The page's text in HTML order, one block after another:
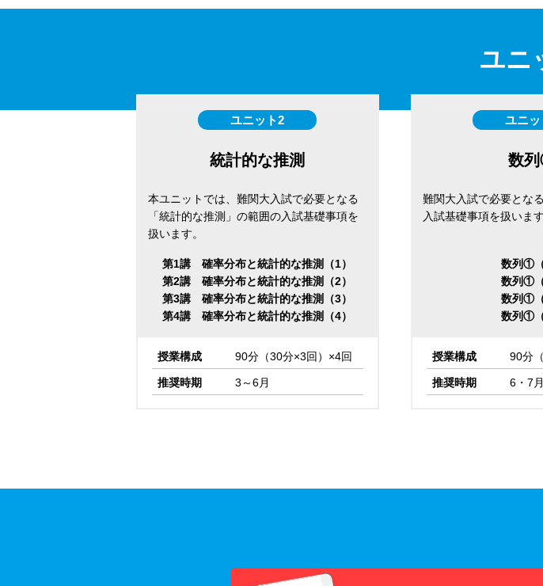
ユニ
ユニット2
統計的な推測
本ユニットでは、難関大入試で必要となる
「統計的な推測」の範囲の入試基礎事項を
扱います。
第1講 確率分布と統計的な推測（1）
第2講 確率分布と統計的な推測（2）
第3講 確率分布と統計的な推測（3）
第4講 確率分布と統計的な推測（4）
授業構成 90分（30分×3回）×4回
推奨時期 3～6月
ユニッ
数
難関大入試で必要とな
入試基礎事項を扱います
数列①（
数列①（
数列①（
数列①（
授業構成 90分
推奨時期 6・7月